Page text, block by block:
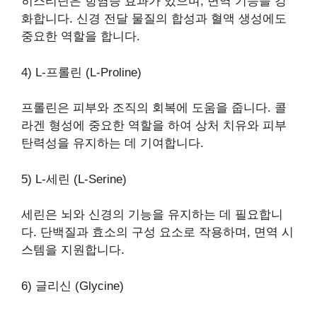
화합니다. 신경 전달 물질의 합성과 혈액 생성에도
중요한 역할을 합니다.
4) L-프롤린 (L-Proline)
프롤린은 피부와 조직의 회복에 도움을 줍니다. 콜
라겐 형성에 중요한 역할을 하여 상처 치유와 피부
탄력성을 유지하는 데 기여합니다.
5) L-세린 (L-Serine)
세린은 뇌와 신경의 기능을 유지하는 데 필요합니
다. 단백질과 효소의 구성 요소로 작용하며, 면역 시
스템을 지원합니다.
6) 글리신 (Glycine)